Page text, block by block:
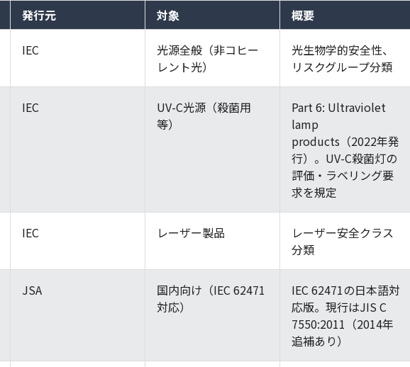
発行元 対象 概要
IEC
光源全般（非コヒー
レント光）
光生物学的安全性、
リスクグループ分類
IEC
UV-C光源（殺菌用
等）
Part 6: Ultraviolet
lamp
products（2022年発
行）。UV-C殺菌灯の
評価・ラベリング要
求を規定
IEC レーザー製品
レーザー安全クラス
分類
JSA
国内向け（IEC 62471
対応）
IEC 62471の日本語対
応版。現行はJIS C
7550:2011（2014年
追補あり）